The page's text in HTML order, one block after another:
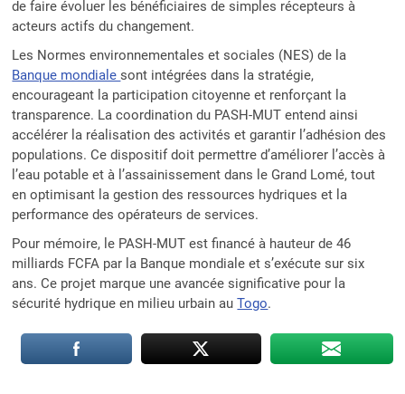
de faire évoluer les bénéficiaires de simples récepteurs à
acteurs actifs du changement.
Les Normes environnementales et sociales (NES) de la
Banque mondialesont intégrées dans la stratégie,
encourageant la participation citoyenne et renforçant la
transparence. La coordination du PASH-MUT entend ainsi
accélérer la réalisation des activités et garantir l’adhésion des
populations. Ce dispositif doit permettre d’améliorer l’accès à
l’eau potable et à l’assainissement dans le Grand Lomé, tout
en optimisant la gestion des ressources hydriques et la
performance des opérateurs de services.
Pour mémoire, le PASH-MUT est financé à hauteur de 46
milliards FCFA par la Banque mondiale et s’exécute sur six
ans. Ce projet marque une avancée significative pour la
sécurité hydrique en milieu urbain auTogo.